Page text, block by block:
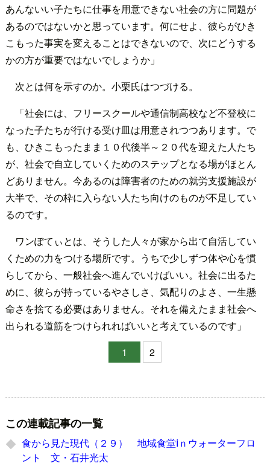
あんないい子たちに仕事を用意できない社会の方に問題が
あるのではないかと思っています。何にせよ、彼らがひき
こもった事実を変えることはできないので、次にどうする
かの方が重要ではないでしょうか」
次とは何を示すのか。小栗氏はつづける。
「社会には、フリースクールや通信制高校など不登校に
なった子たちが行ける受け皿は用意されつつあります。で
も、ひきこもったまま１０代後半～２０代を迎えた人たち
が、社会で自立していくためのステップとなる場がほとん
どありません。今あるのは障害者のための就労支援施設が
大半で、その枠に入らない人たち向けのものが不足してい
るのです。
ワンぽてぃとは、そうした人々が家から出て自活してい
くための力をつける場所です。うちで少しずつ体や心を慣
らしてから、一般社会へ進んでいけばいい。社会に出るた
めに、彼らが持っているやさしさ、気配りのよさ、一生懸
命さを捨てる必要はありません。それを備えたまま社会へ
出られる道筋をつけられればいいと考えているのです」
1
2
この連載記事の一覧
食から見た現代（２９） 地域食堂ⅰｎウォーターフロ
ント 文・石井光太